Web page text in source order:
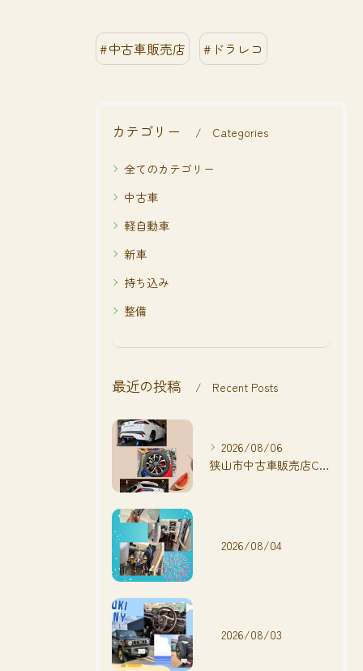
#中古車販売店 #ドラレコ
カテゴリー Categories
全てのカテゴリー
中古車
軽自動車
新車
持ち込み
整備
最近の投稿 Recent Posts
2026/08/06
狭山市中古車販売店CarShop FACT.🚗
2026/08/04
2026/08/03